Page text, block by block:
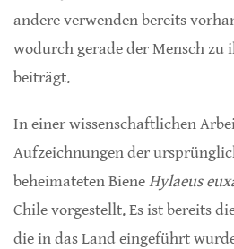
andere verwenden bereits
wodurch gerade der Mensch zu
beiträgt.
In einer wissenschaftlichen
Aufzeichnungen der
beheimateten BieneHylaeus
Chile vorgestellt. Es ist bereits
die in das Land eingeführt